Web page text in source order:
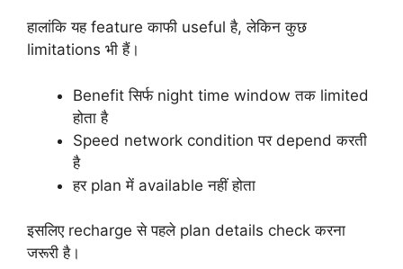
हालांकि यह feature काफी useful है, लेकिन कुछ
limitations भी हैं।
Benefit सिर्फ night time window तक limited
होता है
Speed network condition पर depend करती
है
हर plan में available नहीं होता
इसलिए recharge से पहले plan details check करना
जरूरी है।